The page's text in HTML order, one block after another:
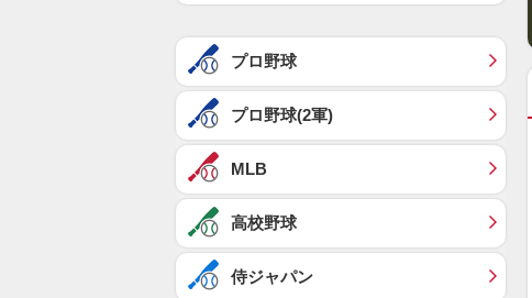
プロ野球
プロ野球(2軍)
MLB
高校野球
侍ジャパン